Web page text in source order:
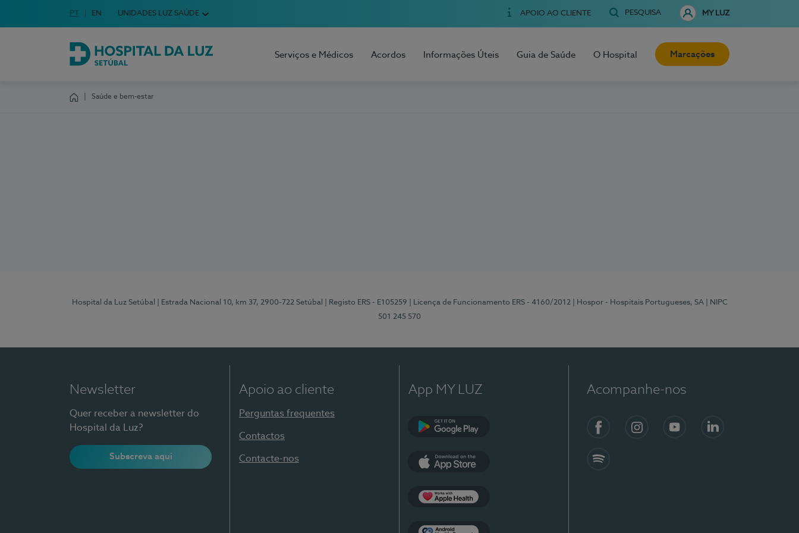
Escolha o seu idioma
Idioma em Português
PT English Language
EN UNIDADES LUZ SAÚDE APOIO AO CLIENTE PESQUISA MY LUZ
Hospital da Luz Setúbal
Serviços e Médicos Acordos Informações Úteis Guia de Saúde O Hospital Marcações
Saúde e bem-estar
Hospital da Luz Setúbal | Estrada Nacional 10, km 37, 2900-722 Setúbal | Registo ERS - E105259 | Licença de Funcionamento ERS - 4160/2012 | Hospor - Hospitais Portugueses, SA
| NIPC
501 245 570
Newsletter
Quer receber a newsletter do
Hospital da Luz?
Subscreva aqui
Apoio ao cliente
Perguntas frequentes
Contactos
Contacte-nos
App MY LUZ Acompanhe-nos